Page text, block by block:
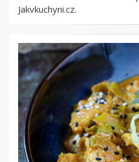
Jakvkuchyni.cz.